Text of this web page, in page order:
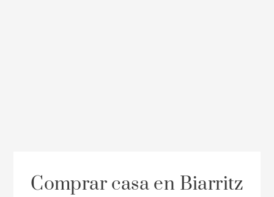
Comprar casa en Biarritz